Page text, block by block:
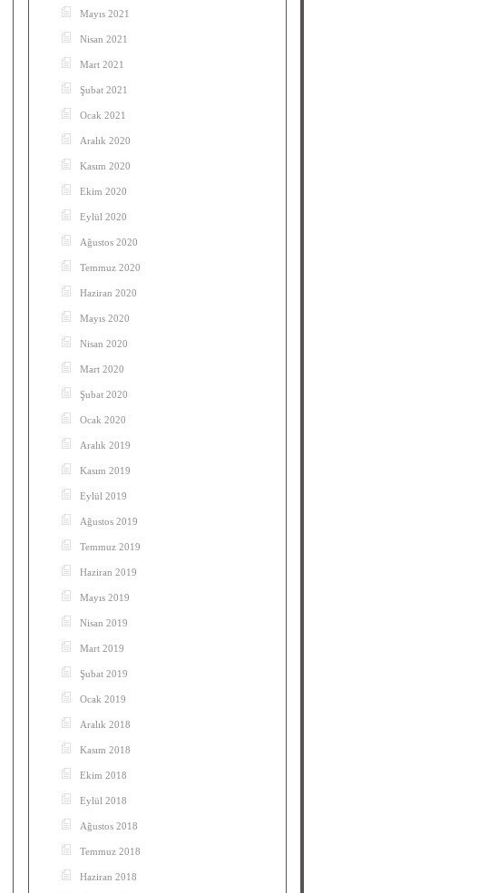
Mayıs 2021
Nisan 2021
Mart 2021
Şubat 2021
Ocak 2021
Aralık 2020
Kasım 2020
Ekim 2020
Eylül 2020
Ağustos 2020
Temmuz 2020
Haziran 2020
Mayıs 2020
Nisan 2020
Mart 2020
Şubat 2020
Ocak 2020
Aralık 2019
Kasım 2019
Eylül 2019
Ağustos 2019
Temmuz 2019
Haziran 2019
Mayıs 2019
Nisan 2019
Mart 2019
Şubat 2019
Ocak 2019
Aralık 2018
Kasım 2018
Ekim 2018
Eylül 2018
Ağustos 2018
Temmuz 2018
Haziran 2018